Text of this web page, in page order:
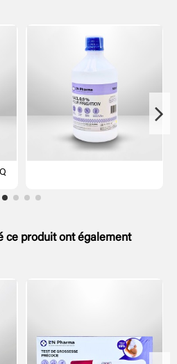
ce produit ont également